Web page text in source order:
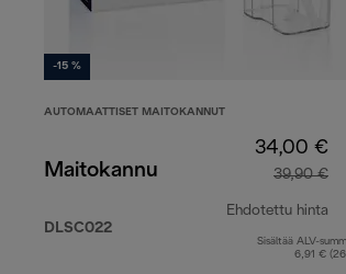
-15 %
AUTOMAATTISET MAITOKANNUT
Maitokannu
DLSC022
34,00 €
39,90 €
Ehdotettu hinta
Sisältää ALV-
6,91 €